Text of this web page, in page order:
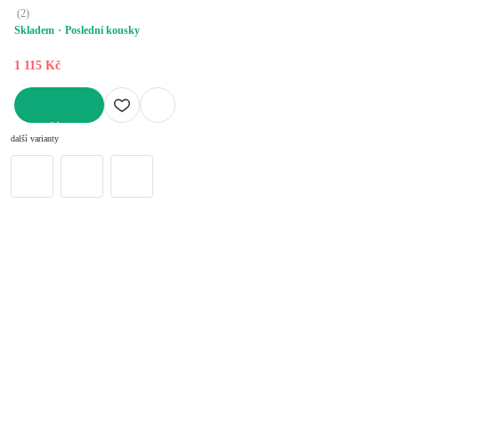
(2)
Skladem
Poslední kousky
1 115 Kč
další varianty